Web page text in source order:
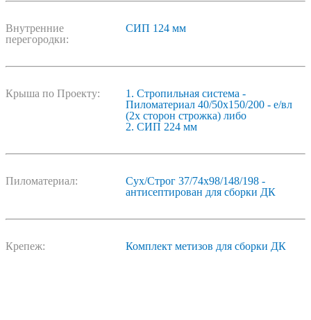
Внутренние
перегородки:
СИП 124 мм
Крыша по Проекту:
1. Стропильная система -
Пиломатериал 40/50х150/200 - е/вл
(2х сторон строжка) либо
2. СИП 224 мм
Пиломатериал:
Сух/Строг 37/74х98/148/198 -
антисептирован для сборки ДК
Крепеж: Комплект метизов для сборки ДК